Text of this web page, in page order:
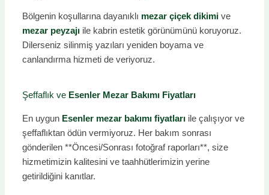
Bölgenin koşullarına dayanıklı mezar çiçek dikimi ve
mezar peyzajı ile kabrin estetik görünümünü koruyoruz.
Dilerseniz silinmiş yazıları yeniden boyama ve
canlandırma hizmeti de veriyoruz.
Şeffaflık ve Esenler Mezar Bakımı Fiyatları
En uygun Esenler mezar bakımı fiyatları ile çalışıyor ve
şeffaflıktan ödün vermiyoruz. Her bakım sonrası
gönderilen **Öncesi/Sonrası fotoğraf raporları**, size
hizmetimizin kalitesini ve taahhütlerimizin yerine
getirildiğini kanıtlar.